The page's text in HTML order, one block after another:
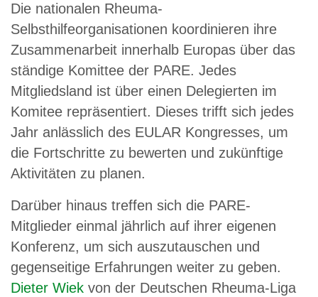
Die nationalen Rheuma-
Selbsthilfeorganisationen koordinieren ihre
Zusammenarbeit innerhalb Europas über das
ständige Komittee der PARE. Jedes
Mitgliedsland ist über einen Delegierten im
Komitee repräsentiert. Dieses trifft sich jedes
Jahr anlässlich des EULAR Kongresses, um
die Fortschritte zu bewerten und zukünftige
Aktivitäten zu planen.
Darüber hinaus treffen sich die PARE-
Mitglieder einmal jährlich auf ihrer eigenen
Konferenz, um sich auszutauschen und
gegenseitige Erfahrungen weiter zu geben.
Dieter Wiek von der Deutschen Rheuma-Liga